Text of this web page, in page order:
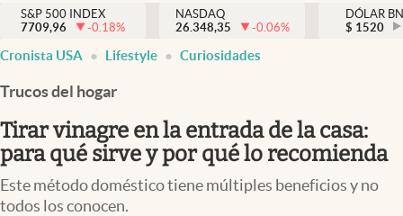
DÓLAR
México
Inmigración
Espiritual
Streaming
S&P 500 INDEX
7709,96
-0.18%
NASDAQ
26.348,35
-0.06%
DÓLAR
$ 1520
Cronista USA Lifestyle Curiosidades
Trucos del hogar
Tirar vinagre en la entrada de la casa:
para qué sirve y por qué lo recomienda
Este método doméstico tiene múltiples beneficios y no
todos los conocen.